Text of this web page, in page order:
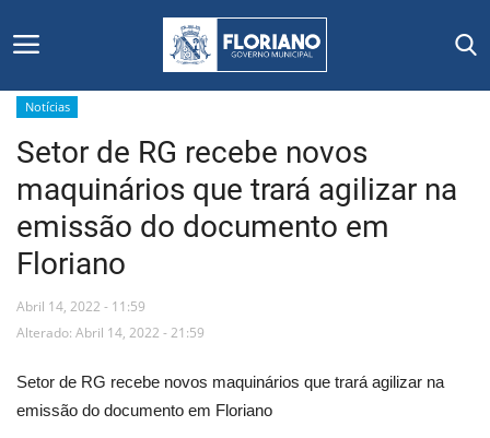
Início
Editais
Floriano
Secretarias e Órgãos
Mural de Licitações
Notícias
Setor de RG recebe novos
maquinários que trará agilizar na
emissão do documento em
Floriano
Abril 14, 2022 - 11:59
Alterado: Abril 14, 2022 - 21:59
Setor de RG recebe novos maquinários que trará agilizar na
emissão do documento em Floriano